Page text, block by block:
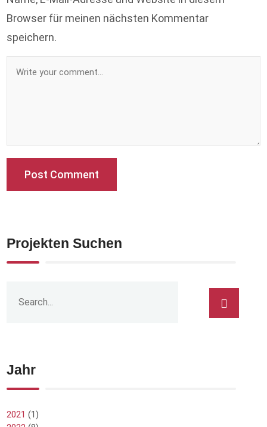
Browser für meinen nächsten Kommentar
speichern.
Projekten Suchen
Jahr
2021 (1)